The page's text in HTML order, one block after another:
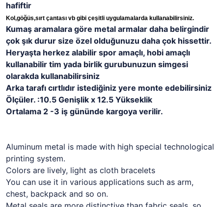
hafiftir
Kol,göğüs,sırt çantası vb gibi çeşitli uygulamalarda kullanabilirsiniz.
Kumaş aramalara göre metal armalar daha belirgindir
çok şık durur size özel olduğunuzu daha çok hissettir.
Heryaşta herkez alabilir spor amaçlı, hobi amaçlı
kullanabilir tim yada birlik gurubunuzun simgesi
olarakda kullanabilirsiniz
Arka tarafı cırtlıdır istediğiniz yere monte edebilirsiniz
Ölçüler. :10.5 Genişlik x 12.5 Yükseklik
Ortalama 2 -3 iş gününde kargoya verilir.
Aluminum metal is made with high special technological
printing system.
Colors are lively, light as cloth bracelets
You can use it in various applications such as arm,
chest, backpack and so on.